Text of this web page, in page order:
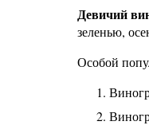
Девичий
зеленью,
Особой